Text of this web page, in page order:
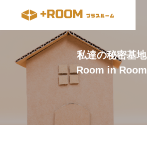
私達の秘密基地
Room in Room